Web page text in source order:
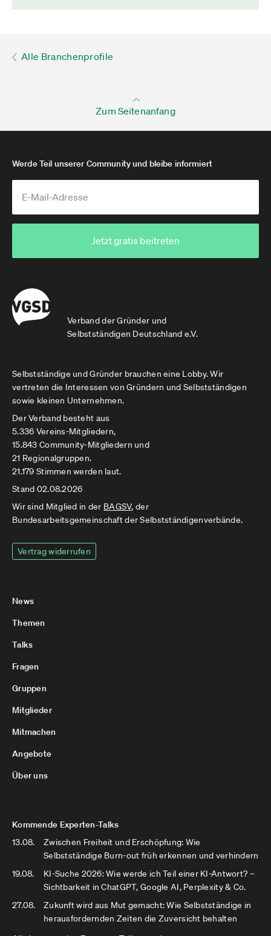
Alle Branchenprofile
Zum Seitenanfang
Verband der Gründer und
Selbstständigen Deutschland e.V.
Werde Teil unserer Community und bleibe informiert
Jetzt gratis beitreten
Selbstständige und Gründer brauchen eine Lobby. Wir
vertreten die Interessen von Gründern und Selbstständigen
sowie kleinen Unternehmen.
Der Verband besteht aus
5.336 Vereins-Mitgliedern,
15.843 Community-Mitgliedern und
21 Regionalgruppen.
21.179 Stimmen werden laut.
Stand 02.08.2026
Wir sind Mitglied in der BAGSV, der
Bundesarbeitsgemeinschaft der Selbstständigenverbände.
Vertrag widerrufen
News
Themen
Talks
Fragen
Gruppen
Mitglieder
Mitmachen
Angebote
Über uns
Kommende Experten-Talks
13.08.
Zwischen Freiheit und Erschöpfung: Wie
Selbstständige Burn-out früh erkennen und verhindern
19.08.
KI-Suche 2026: Wie werde ich Teil einer KI-Antwort? –
Sichtbarkeit in ChatGPT, Google AI, Perplexity & Co.
27.08.
Zukunft wird aus Mut gemacht: Wie Selbstständige in
herausfordernden Zeiten die Zuversicht behalten